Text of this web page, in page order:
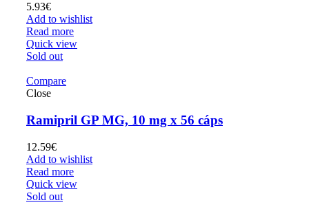
5.93€
Add to wishlist
Read more
Quick view
Sold out
Compare
Close
Ramipril GP MG, 10 mg x 56 cáps
12.59€
Add to wishlist
Read more
Quick view
Sold out